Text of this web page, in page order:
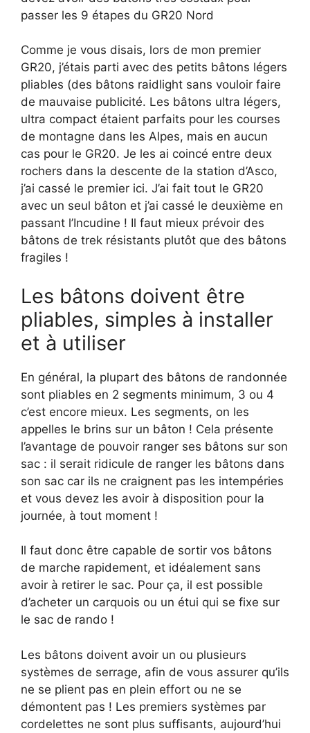
passer les 9 étapes du GR20 Nord
Comme je vous disais, lors de mon premier
GR20, j’étais parti avec des petits bâtons légers
pliables (des bâtons raidlight sans vouloir faire
de mauvaise publicité. Les bâtons ultra légers,
ultra compact étaient parfaits pour les courses
de montagne dans les Alpes, mais en aucun
cas pour le GR20. Je les ai coincé entre deux
rochers dans la descente de la station d’Asco,
j’ai cassé le premier ici. J’ai fait tout le GR20
avec un seul bâton et j’ai cassé le deuxième en
passant l’Incudine ! Il faut mieux prévoir des
bâtons de trek résistants plutôt que des bâtons
fragiles !
Les bâtons doivent être
pliables, simples à installer
et à utiliser
En général, la plupart des bâtons de randonnée
sont pliables en 2 segments minimum, 3 ou 4
c’est encore mieux. Les segments, on les
appelles le brins sur un bâton ! Cela présente
l’avantage de pouvoir ranger ses bâtons sur son
sac : il serait ridicule de ranger les bâtons dans
son sac car ils ne craignent pas les intempéries
et vous devez les avoir à disposition pour la
journée, à tout moment !
Il faut donc être capable de sortir vos bâtons
de marche rapidement, et idéalement sans
avoir à retirer le sac. Pour ça, il est possible
d’acheter un carquois ou un étui qui se fixe sur
le sac de rando !
Les bâtons doivent avoir un ou plusieurs
systèmes de serrage, afin de vous assurer qu’ils
ne se plient pas en plein effort ou ne se
démontent pas ! Les premiers systèmes par
cordelettes ne sont plus suffisants, aujourd’hui